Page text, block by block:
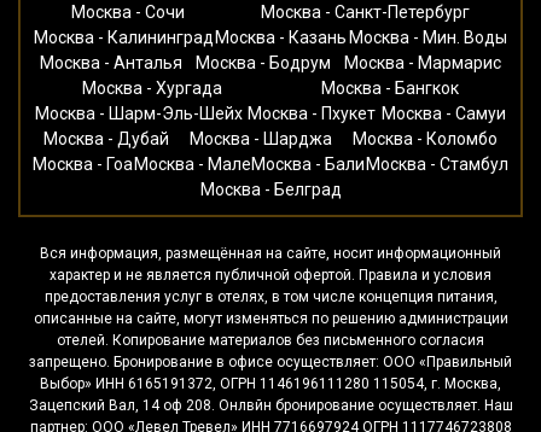
Москва - Сочи
Москва - Санкт-Петербург
Москва - КалининградМосква - КазаньМосква - Мин. Воды
Москва - Анталья
Москва - Бодрум
Москва - Мармарис
Москва - Хургада
Москва - Бангкок
Москва - Шарм-Эль-Шейх Москва - Пхукет Москва - Самуи
Москва - Дубай
Москва - Шарджа
Москва - Коломбо
Москва - ГоаМосква - МалеМосква - БалиМосква - Стамбул
Москва - Белград
Вся информация, размещённая на сайте, носит информационный
характер и не является публичной офертой. Правила и условия
предоставления услуг в отелях, в том числе концепция питания,
описанные на сайте, могут изменяться по решению администрации
отелей. Копирование материалов без письменного согласия
запрещено. Бронирование в офисе осуществляет: ООО «Правильный
Выбор» ИНН 6165191372, ОГРН 1146196111280 115054, г. Москва,
Зацепский Вал, 14 оф 208. Онлвйн бронирование осуществляет. Наш
партнер: ООО «Левел Тревел» ИНН 7716697924 ОГРН 1117746723808